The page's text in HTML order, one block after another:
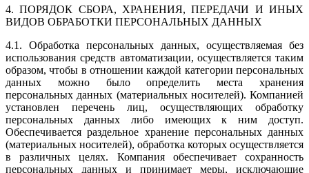
4. ПОРЯДОК СБОРА, ХРАНЕНИЯ, ПЕРЕДАЧИ И ИНЫХ
ВИДОВ ОБРАБОТКИ ПЕРСОНАЛЬНЫХ ДАННЫХ
4.1. Обработка персональных данных, осуществляемая без
использования средств автоматизации, осуществляется таким
образом, чтобы в отношении каждой категории персональных
данных можно было определить места хранения
персональных данных (материальных носителей). Компанией
установлен перечень лиц, осуществляющих обработку
персональных данных либо имеющих к ним доступ.
Обеспечивается раздельное хранение персональных данных
(материальных носителей), обработка которых осуществляется
в различных целях. Компания обеспечивает сохранность
персональных данных и принимает меры, исключающие